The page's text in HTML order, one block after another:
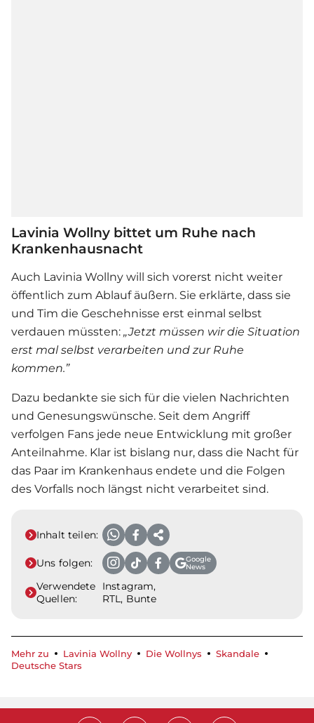
Lavinia Wollny bittet um Ruhe nach
Krankenhausnacht
Auch Lavinia Wollny will sich vorerst nicht weiter
öffentlich zum Ablauf äußern. Sie erklärte, dass sie
und Tim die Geschehnisse erst einmal selbst
verdauen müssten: „Jetzt müssen wir die Situation
erst mal selbst verarbeiten und zur Ruhe
kommen.”
Dazu bedankte sie sich für die vielen Nachrichten
und Genesungswünsche. Seit dem Angriff
verfolgen Fans jede neue Entwicklung mit großer
Anteilnahme. Klar ist bislang nur, dass die Nacht für
das Paar im Krankenhaus endete und die Folgen
des Vorfalls noch längst nicht verarbeitet sind.
Inhalt teilen:
Uns folgen:
Google
News
Verwendete
Quellen:
Instagram,
RTL, Bunte
Mehr zu Lavinia Wollny Die Wollnys
Skandale
Deutsche Stars